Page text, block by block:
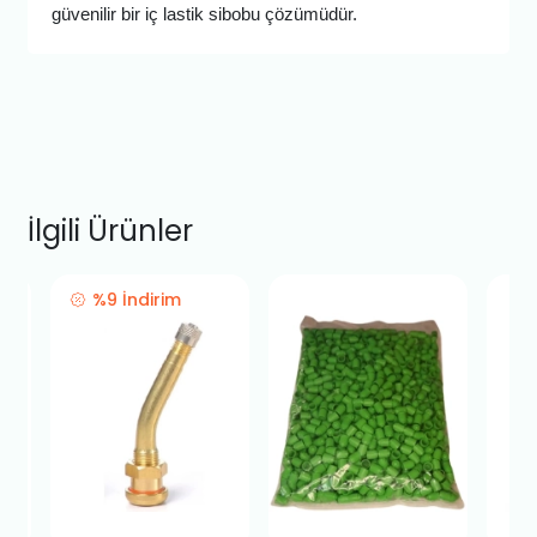
güvenilir bir iç lastik sibobu çözümüdür.
İlgili Ürünler
%9 İndirim